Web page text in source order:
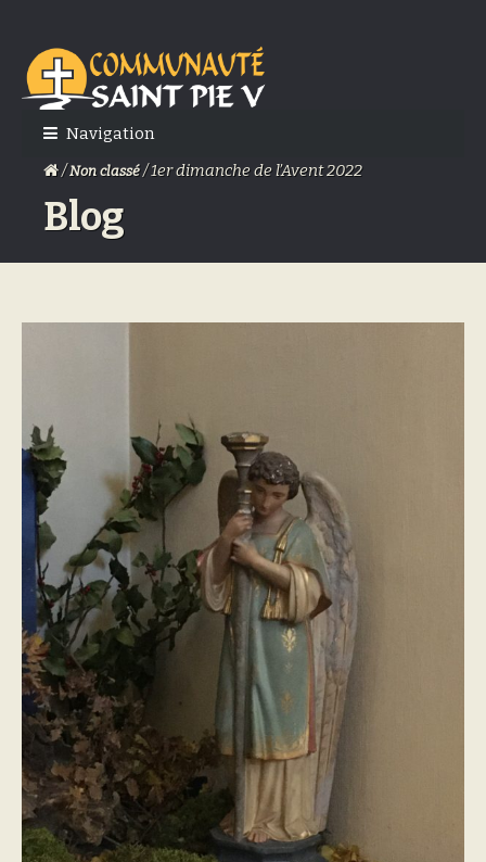
Skip
to
navigation
Skip
to
content
Navigation
/Non classé/ 1er dimanche de l’Avent 2022
Blog